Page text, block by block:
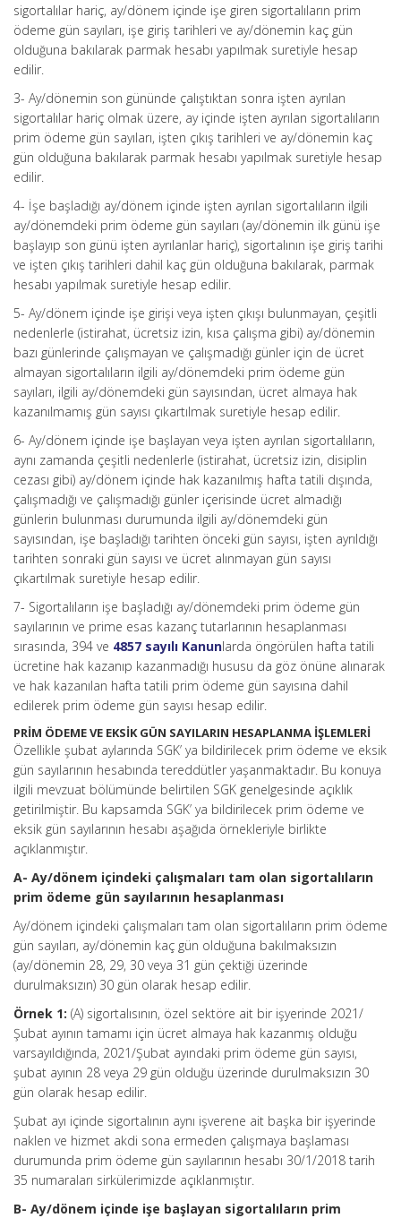
sigortalılar hariç, ay/dönem içinde işe giren sigortalıların prim
ödeme gün sayıları, işe giriş tarihleri ve ay/dönemin kaç gün
olduğuna bakılarak parmak hesabı yapılmak suretiyle hesap
edilir.
3- Ay/dönemin son gününde çalıştıktan sonra işten ayrılan
sigortalılar hariç olmak üzere, ay içinde işten ayrılan sigortalıların
prim ödeme gün sayıları, işten çıkış tarihleri ve ay/dönemin kaç
gün olduğuna bakılarak parmak hesabı yapılmak suretiyle hesap
edilir.
4- İşe başladığı ay/dönem içinde işten ayrılan sigortalıların ilgili
ay/dönemdeki prim ödeme gün sayıları (ay/dönemin ilk günü işe
başlayıp son günü işten ayrılanlar hariç), sigortalının işe giriş tarihi
ve işten çıkış tarihleri dahil kaç gün olduğuna bakılarak, parmak
hesabı yapılmak suretiyle hesap edilir.
5- Ay/dönem içinde işe girişi veya işten çıkışı bulunmayan, çeşitli
nedenlerle (istirahat, ücretsiz izin, kısa çalışma gibi) ay/dönemin
bazı günlerinde çalışmayan ve çalışmadığı günler için de ücret
almayan sigortalıların ilgili ay/dönemdeki prim ödeme gün
sayıları, ilgili ay/dönemdeki gün sayısından, ücret almaya hak
kazanılmamış gün sayısı çıkartılmak suretiyle hesap edilir.
6- Ay/dönem içinde işe başlayan veya işten ayrılan sigortalıların,
aynı zamanda çeşitli nedenlerle (istirahat, ücretsiz izin, disiplin
cezası gibi) ay/dönem içinde hak kazanılmış hafta tatili dışında,
çalışmadığı ve çalışmadığı günler içerisinde ücret almadığı
günlerin bulunması durumunda ilgili ay/dönemdeki gün
sayısından, işe başladığı tarihten önceki gün sayısı, işten ayrıldığı
tarihten sonraki gün sayısı ve ücret alınmayan gün sayısı
çıkartılmak suretiyle hesap edilir.
7- Sigortalıların işe başladığı ay/dönemdeki prim ödeme gün
sayılarının ve prime esas kazanç tutarlarının hesaplanması
sırasında, 394 ve 4857 sayılı Kanunlarda öngörülen hafta tatili
ücretine hak kazanıp kazanmadığı hususu da göz önüne alınarak
ve hak kazanılan hafta tatili prim ödeme gün sayısına dahil
edilerek prim ödeme gün sayısı hesap edilir.
PRİM ÖDEME VE EKSİK GÜN SAYILARIN HESAPLANMA İŞLEMLERİ
Özellikle şubat aylarında SGK’ ya bildirilecek prim ödeme ve eksik
gün sayılarının hesabında tereddütler yaşanmaktadır. Bu konuya
ilgili mevzuat bölümünde belirtilen SGK genelgesinde açıklık
getirilmiştir. Bu kapsamda SGK’ ya bildirilecek prim ödeme ve
eksik gün sayılarının hesabı aşağıda örnekleriyle birlikte
açıklanmıştır.
A- Ay/dönem içindeki çalışmaları tam olan sigortalıların
prim ödeme gün sayılarının hesaplanması
Ay/dönem içindeki çalışmaları tam olan sigortalıların prim ödeme
gün sayıları, ay/dönemin kaç gün olduğuna bakılmaksızın
(ay/dönemin 28, 29, 30 veya 31 gün çektiği üzerinde
durulmaksızın) 30 gün olarak hesap edilir.
Örnek 1: (A) sigortalısının, özel sektöre ait bir işyerinde 2021/
Şubat ayının tamamı için ücret almaya hak kazanmış olduğu
varsayıldığında, 2021/Şubat ayındaki prim ödeme gün sayısı,
şubat ayının 28 veya 29 gün olduğu üzerinde durulmaksızın 30
gün olarak hesap edilir.
Şubat ayı içinde sigortalının aynı işverene ait başka bir işyerinde
naklen ve hizmet akdi sona ermeden çalışmaya başlaması
durumunda prim ödeme gün sayılarının hesabı 30/1/2018 tarih
35 numaraları sirkülerimizde açıklanmıştır.
B- Ay/dönem içinde işe başlayan sigortalıların prim